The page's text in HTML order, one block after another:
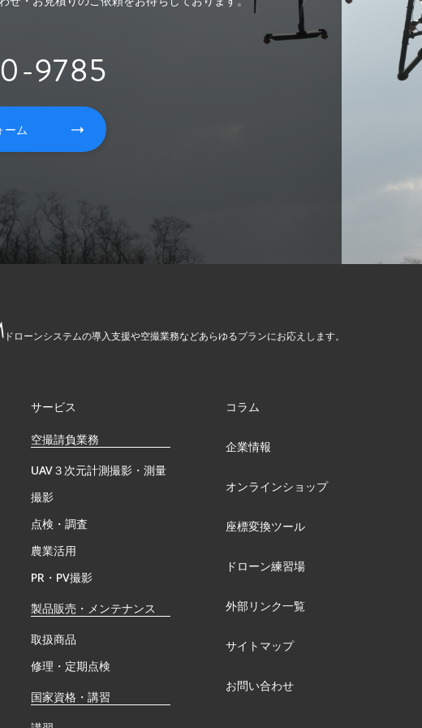
9785
ーム
ドローンシステムの導入支援や空撮業務などあらゆるプランにお応えします。
サービス
空撮請負業務
UAV３次元計測撮影・測量
撮影
点検・調査
農業活用
PR・PV撮影
製品販売・メンテナンス
取扱商品
修理・定期点検
国家資格・講習
コラム
企業情報
オンラインショップ
座標変換ツール
ドローン練習場
外部リンク一覧
サイトマップ
お問い合わせ